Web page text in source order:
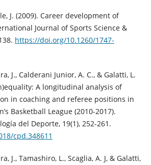
J. (2009). Career development of
Journal of Sports Science &
https://doi.org/10.1260/1747-
J., Calderani Junior, A. C., & Galatti, L.
A longitudinal analysis of
in coaching and referee positions in
Basketball League (2010-2017).
del Deporte, 19(1), 252-261.
cpd.348611
J., Tamashiro, L., Scaglia, A. J, & Galatti,